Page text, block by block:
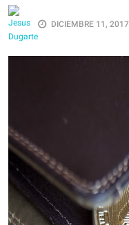
DICIEMBRE 11, 2017